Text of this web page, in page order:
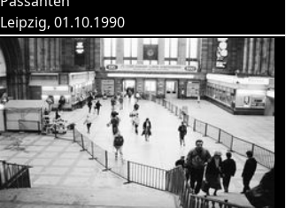
Leipzig, 01.10.1990